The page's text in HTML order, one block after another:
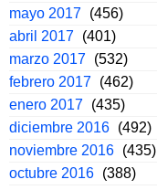
mayo 2017 (456)
abril 2017 (401)
marzo 2017 (532)
febrero 2017 (462)
enero 2017 (435)
diciembre 2016 (492)
noviembre 2016 (435)
octubre 2016 (388)